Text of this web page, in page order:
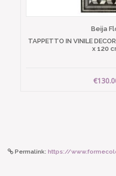
Beija
TAPPETTO IN VINILE
x 120
Permalink: https://www.formecolori.com:443/it_it/